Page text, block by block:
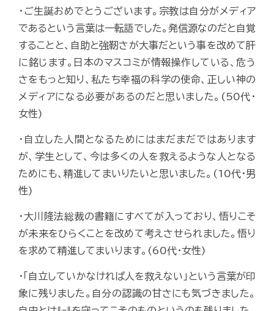
・ご生誕おめでとうございます。宗教は自分がメディア
であるという言葉は一転語でした。発信源なのだと自覚
することと、自助と強靭さが大事だという事を改めて肝
に銘じます。日本のマスコミが情報操作している、危う
さをもっと知り、私たち幸福の科学の使命、正しい神の
メディアになる必要があるのだと思いました。(50代・
女性)
・自立した人間となるためにはまだまだではあります
が、学生として、今は多くの人を救えるような人となる
ためにも、精進してまいりたいと思いました。(10代・男
性)
・大川隆法総裁の書籍にすべてが入っており、悟りこそ
が未来をひらくことを改めて考えさせられました。悟り
を求めて精進してまいります。(60代・女性)
・「自立していかなければ人を救えない」という言葉が印
象に残りました。自分の認識の甘さにも気づきました。